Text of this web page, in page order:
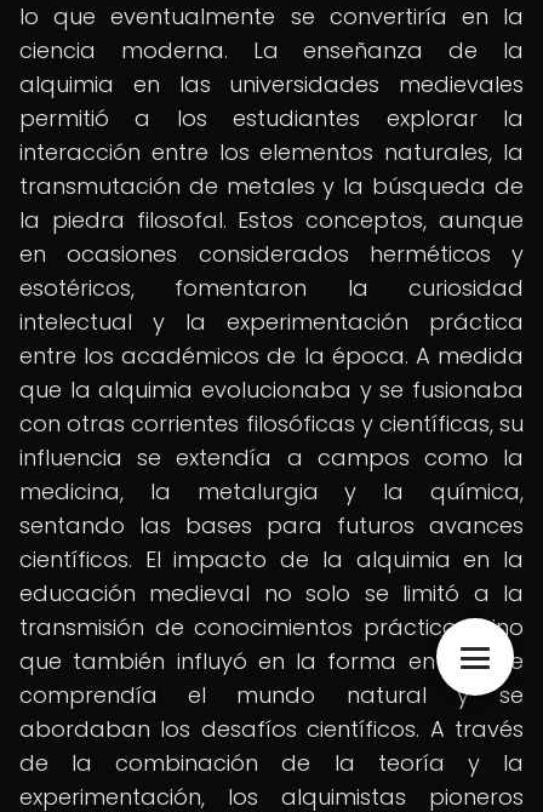
lo que eventualmente se convertiría en la
ciencia moderna. La enseñanza de la
alquimia en las universidades medievales
permitió a los estudiantes explorar la
interacción entre los elementos naturales, la
transmutación de metales y la búsqueda de
la piedra filosofal. Estos conceptos, aunque
en ocasiones considerados herméticos y
esotéricos, fomentaron la curiosidad
intelectual y la experimentación práctica
entre los académicos de la época. A medida
que la alquimia evolucionaba y se fusionaba
con otras corrientes filosóficas y científicas, su
influencia se extendía a campos como la
medicina, la metalurgia y la química,
sentando las bases para futuros avances
científicos. El impacto de la alquimia en la
educación medieval no solo se limitó a la
transmisión de conocimientos prácticos, sino
que también influyó en la forma en que se
comprendía el mundo natural y se
abordaban los desafíos científicos. A través
de la combinación de la teoría y la
experimentación, los alquimistas pioneros